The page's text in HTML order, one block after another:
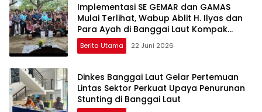
Implementasi SE GEMAR dan GAMAS
Mulai Terlihat, Wabup Ablit H. Ilyas dan
Para Ayah di Banggai Laut Kompak
Ambil Rapor Anak
Berita Utama 22 Juni 2026
Dinkes Banggai Laut Gelar Pertemuan
Lintas Sektor Perkuat Upaya Penurunan
Stunting di Banggai Laut